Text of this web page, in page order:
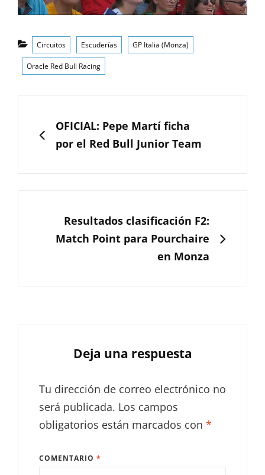
Categorías
Circuitos Escuderías GP Italia (Monza)
Oracle Red Bull Racing
entradas
ANTERIOR
OFICIAL: Pepe Martí ficha
por el Red Bull Junior Team
SIGUIENTE
Resultados clasificación F2:
Match Point para Pourchaire
en Monza
Deja una respuesta
Tu dirección de correo electrónico no
será publicada. Los campos
obligatorios están marcados con *
COMENTARIO *